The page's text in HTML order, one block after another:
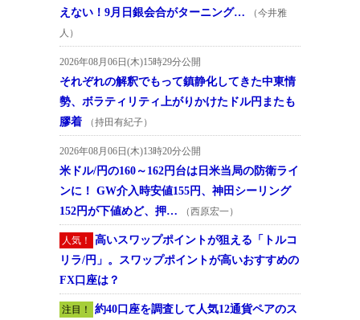
えない！9月日銀会合がターニング…
（今井雅
人）
2026年08月06日(木)15時29分公開
それぞれの解釈でもって鎮静化してきた中東情
勢、ボラティリティ上がりかけたドル円またも
膠着
（持田有紀子）
2026年08月06日(木)13時20分公開
米ドル/円の160～162円台は日米当局の防衛ライ
ンに！ GW介入時安値155円、神田シーリング
152円が下値めど、押…
（西原宏一）
人気！
高いスワップポイントが狙える「トルコ
リラ/円」。スワップポイントが高いおすすめの
FX口座は？
注目！
約40口座を調査して人気12通貨ペアのス